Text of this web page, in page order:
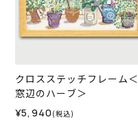
クロスステッチフレーム＜
窓辺のハーブ＞
¥5,940 (税込)